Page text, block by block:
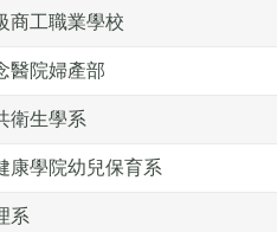
商工職業學校
醫院婦產部
衛生學系
康學院幼兒保育系
系